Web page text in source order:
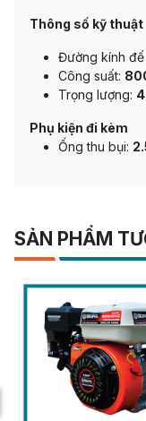
Thông số kỹ thuật
Đường kính
Công suất:
Trọng lượng:
Phụ kiện đi kèm
Ống thu bụi:
SẢN PHẨM